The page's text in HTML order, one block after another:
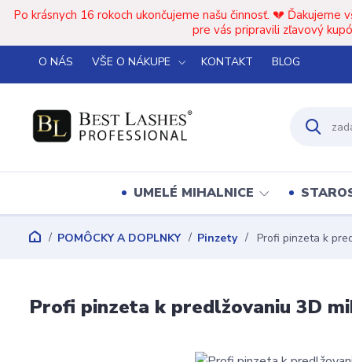
Po krásnych 16 rokoch ukončujeme našu činnosť. 💔
pre vás pripravili zľavový
O NÁS VŠE O NÁKUPE KONTAKT BLOG
UMELÉ MIHALNICE
POMÔCKY A DOPLNKY Pinzety Profi pinzeta k
Profi pinzeta k predlžovaniu 3D